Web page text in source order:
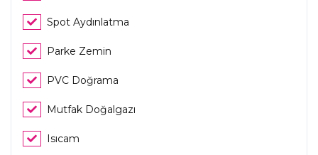
Spot Aydınlatma
Parke Zemin
PVC Doğrama
Mutfak Doğalgazı
Isıcam